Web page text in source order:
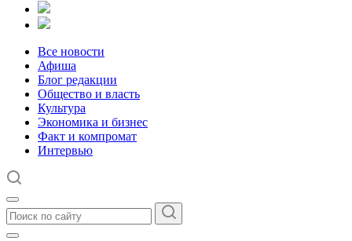
Все новости
Афиша
Блог редакции
Общество и власть
Культура
Экономика и бизнес
Факт и компромат
Интервью